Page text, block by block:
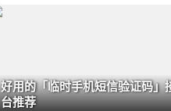
好用的「临时手机短信验证码」
台推荐